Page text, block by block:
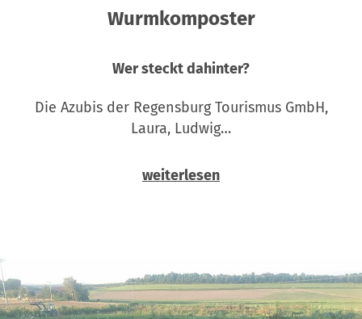
Wurmkomposter
Wer steckt dahinter?
Die Azubis der Regensburg Tourismus GmbH,
Laura, Ludwig…
weiterlesen